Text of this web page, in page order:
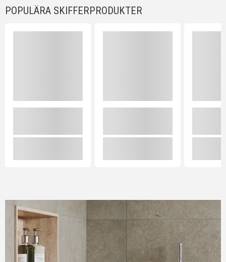
POPULÄRA SKIFFERPRODUKTER